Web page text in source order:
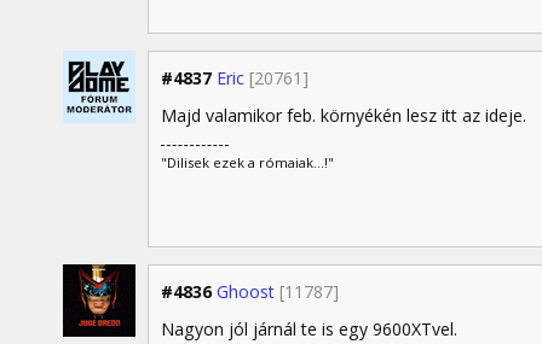
#4837 Eric [20761]
Majd valamikor feb. környékén lesz itt az ideje.
"Dilisek ezek a rómaiak...!"
#4836 Ghoost [11787]
Nagyon jól járnál te is egy 9600XTvel.